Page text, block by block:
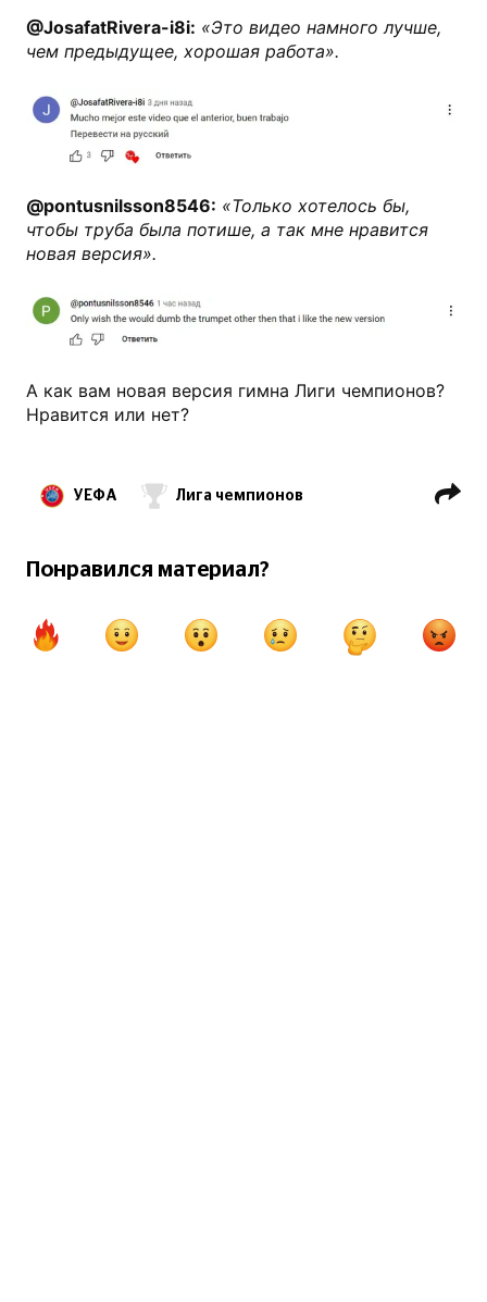
@JosafatRivera-i8i: «Это видео намного лучше,
чем предыдущее, хорошая работа».
@pontusnilsson8546: «Только хотелось бы,
чтобы труба была потише, а так мне нравится
новая версия».
А как вам новая версия гимна Лиги чемпионов?
Нравится или нет?
УЕФА Лига чемпионов
Понравился материал?